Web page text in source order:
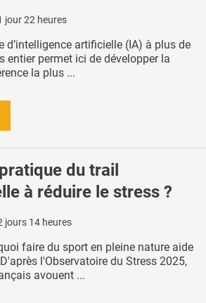
jour 22 heures
d’intelligence artificielle (IA) à plus de
entier permet ici de développer la
la plus ...
du trail
à réduire le stress ?
jours 14 heures
faire du sport en pleine nature aide
l'Observatoire du Stress 2025,
avouent ...